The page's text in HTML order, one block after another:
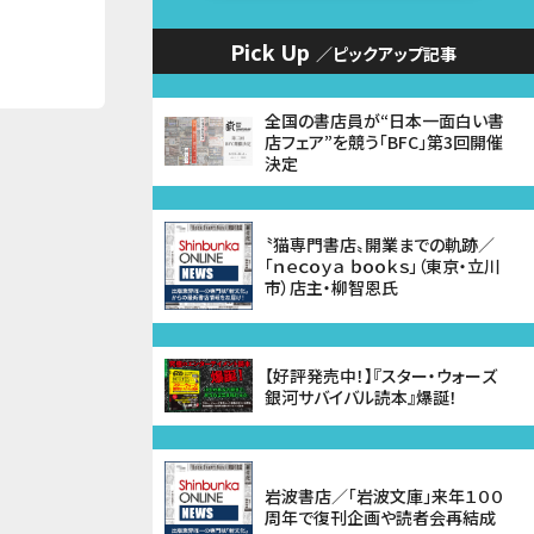
Pick Up ／ピックアップ記事
全国の書店員が“日本一面白い書
店フェア”を競う「BFC」第3回開催
決定
〝猫専門書店〟開業までの軌跡／
「ｎｅｃｏｙａ ｂｏｏｋｓ」（東京・立川
市）店主・柳智恩氏
【好評発売中！】『スター・ウォーズ
銀河サバイバル読本』爆誕！
岩波書店／「岩波文庫」来年１００
周年で復刊企画や読者会再結成